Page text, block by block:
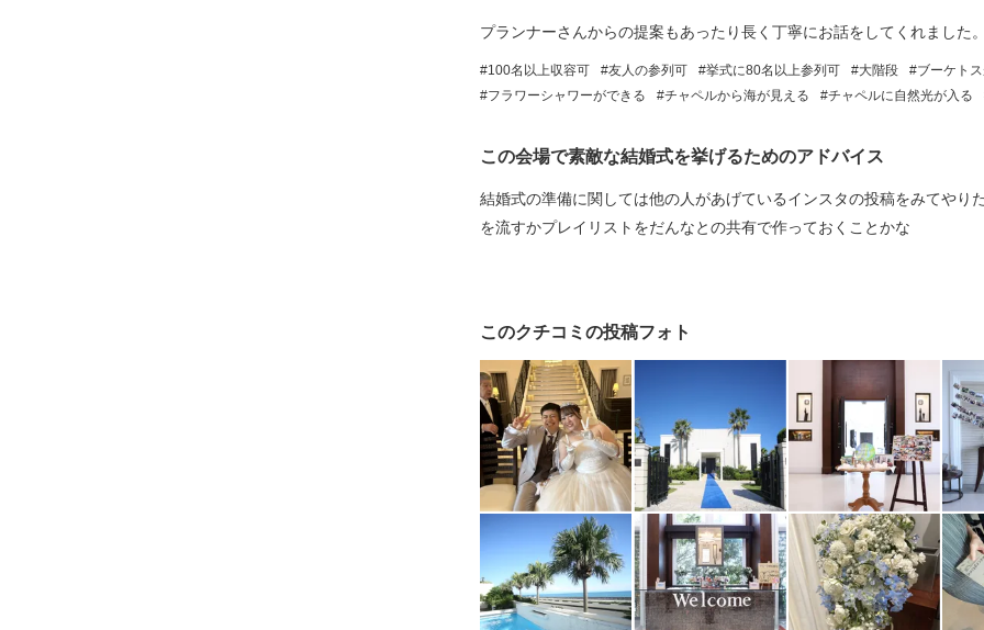
プランナーさんからの提案もあったり長く丁寧にお話をしてくれました。
100名以上収容可 友人の参列可 挙式に80名以上参列可 大階段 ブーケト
フラワーシャワーができる
チャペルから海が見える チャペルに自然光が入る
この会場で素敵な結婚式を挙げるためのアドバイス
結婚式の準備に関しては他の人があげているインスタの投稿をみてやり
を流すかプレイリストをだんなとの共有で作っておくことかな
このクチコミの投稿フォト